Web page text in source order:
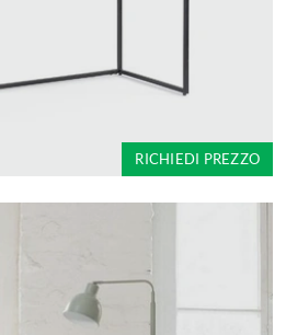
RICHIEDI PREZZO